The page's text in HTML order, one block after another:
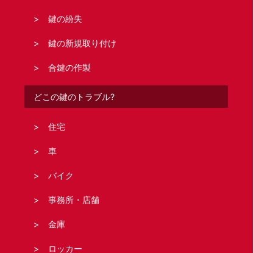
鍵の紛失
鍵の新規取り付け
合鍵の作製
どこの鍵のトラブル?
住宅
車
バイク
事務所・店舗
金庫
ロッカー